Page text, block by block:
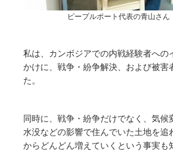
ピープルポート代表の青山さん
私は、カンボジアでの内戦経験者への
かけに、戦争・紛争解決、および被害
た。
同時に、戦争・紛争だけでなく、気候
水没などの影響で住んでいた土地を追
からどんどん増えていくという事実も